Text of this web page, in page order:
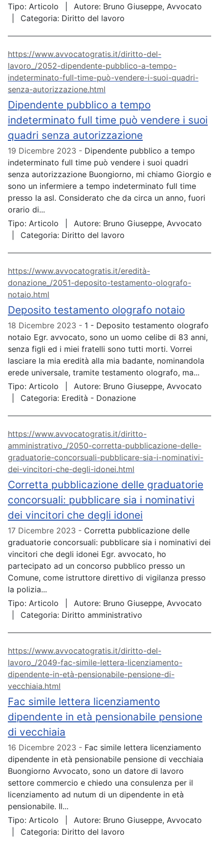
Tipo: Articolo Autore: Bruno Giuseppe, Avvocato
Categoria: Diritto del lavoro
Dipendente pubblico a tempo
indeterminato full time può vendere i suoi
quadri senza autorizzazione
https://www.avvocatogratis.it/diritto-del-
lavoro_/2052-dipendente-pubblico-a-tempo-
indeterminato-full-time-può-vendere-i-suoi-quadri-
senza-autorizzazione.html
19 Dicembre 2023
Dipendente pubblico a tempo
indeterminato full time può vendere i suoi quadri
senza autorizzazione Buongiorno, mi chiamo Giorgio e
sono un infermiere a tempo indeterminato full time
presso la asl. Considerato che da circa un anno, fuori
orario di...
Tipo: Articolo Autore: Bruno Giuseppe, Avvocato
Categoria: Diritto del lavoro
Deposito testamento olografo notaio
https://www.avvocatogratis.it/eredità-
donazione_/2051-deposito-testamento-olografo-
notaio.html
18 Dicembre 2023
1 - Deposito testamento olografo
notaio Egr. avvocato, sono un uomo celibe di 83 anni,
senza figli ed i miei fratelli sono tutti morti. Vorrei
lasciare la mia eredità alla mia badante, nominandola
erede universale, tramite testamento olografo, ma...
Tipo: Articolo Autore: Bruno Giuseppe, Avvocato
Categoria: Eredità - Donazione
Corretta pubblicazione delle graduatorie
concorsuali: pubblicare sia i nominativi
dei vincitori che degli idonei
https://www.avvocatogratis.it/diritto-
amministrativo_/2050-corretta-pubblicazione-delle-
graduatorie-concorsuali-pubblicare-sia-i-nominativi-
dei-vincitori-che-degli-idonei.html
17 Dicembre 2023
Corretta pubblicazione delle
graduatorie concorsuali: pubblicare sia i nominativi dei
vincitori che degli idonei Egr. avvocato, ho
partecipato ad un concorso pubblico presso un
Comune, come istruttore direttivo di vigilanza presso
la polizia...
Tipo: Articolo Autore: Bruno Giuseppe, Avvocato
Categoria: Diritto amministrativo
Fac simile lettera licenziamento
dipendente in età pensionabile pensione
di vecchiaia
https://www.avvocatogratis.it/diritto-del-
lavoro_/2049-fac-simile-lettera-licenziamento-
dipendente-in-età-pensionabile-pensione-di-
vecchiaia.html
16 Dicembre 2023
Fac simile lettera licenziamento
dipendente in età pensionabile pensione di vecchiaia
Buongiorno Avvocato, sono un datore di lavoro
settore commercio e chiedo una consulenza per il
licenziamento ad nutum di un dipendente in età
pensionabile. Il...
Tipo: Articolo Autore: Bruno Giuseppe, Avvocato
Categoria: Diritto del lavoro